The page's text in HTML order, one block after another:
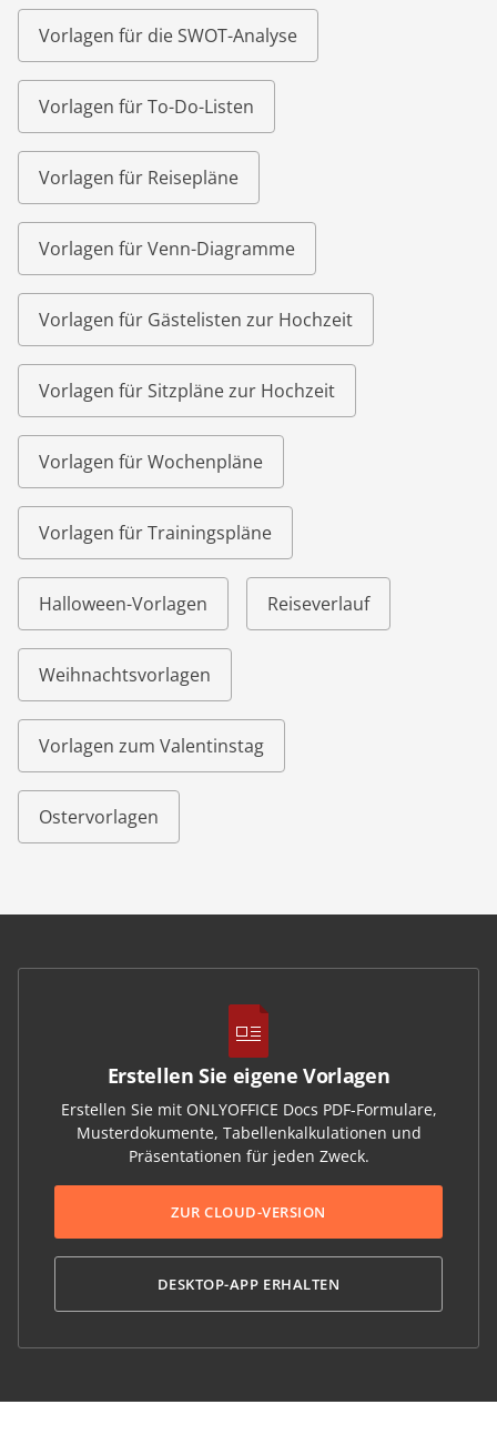
Vorlagen für die SWOT-Analyse
Vorlagen für To-Do-Listen
Vorlagen für Reisepläne
Vorlagen für Venn-Diagramme
Vorlagen für Gästelisten zur Hochzeit
Vorlagen für Sitzpläne zur Hochzeit
Vorlagen für Wochenpläne
Vorlagen für Trainingspläne
Halloween-Vorlagen Reiseverlauf
Weihnachtsvorlagen
Vorlagen zum Valentinstag
Ostervorlagen
Erstellen Sie eigene Vorlagen
Erstellen Sie mit ONLYOFFICE Docs PDF-Formulare,
Musterdokumente, Tabellenkalkulationen und
Präsentationen für jeden Zweck.
ZUR CLOUD-VERSION
DESKTOP-APP ERHALTEN